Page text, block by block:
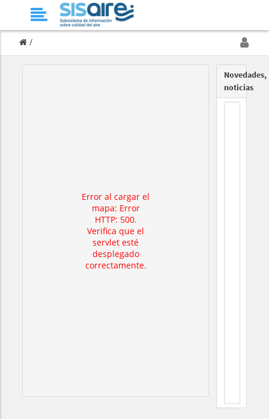
/
Error al cargar el
mapa: Error
HTTP: 500.
Verifica que el
servlet esté
desplegado
correctamente.
Novedades,
noticias